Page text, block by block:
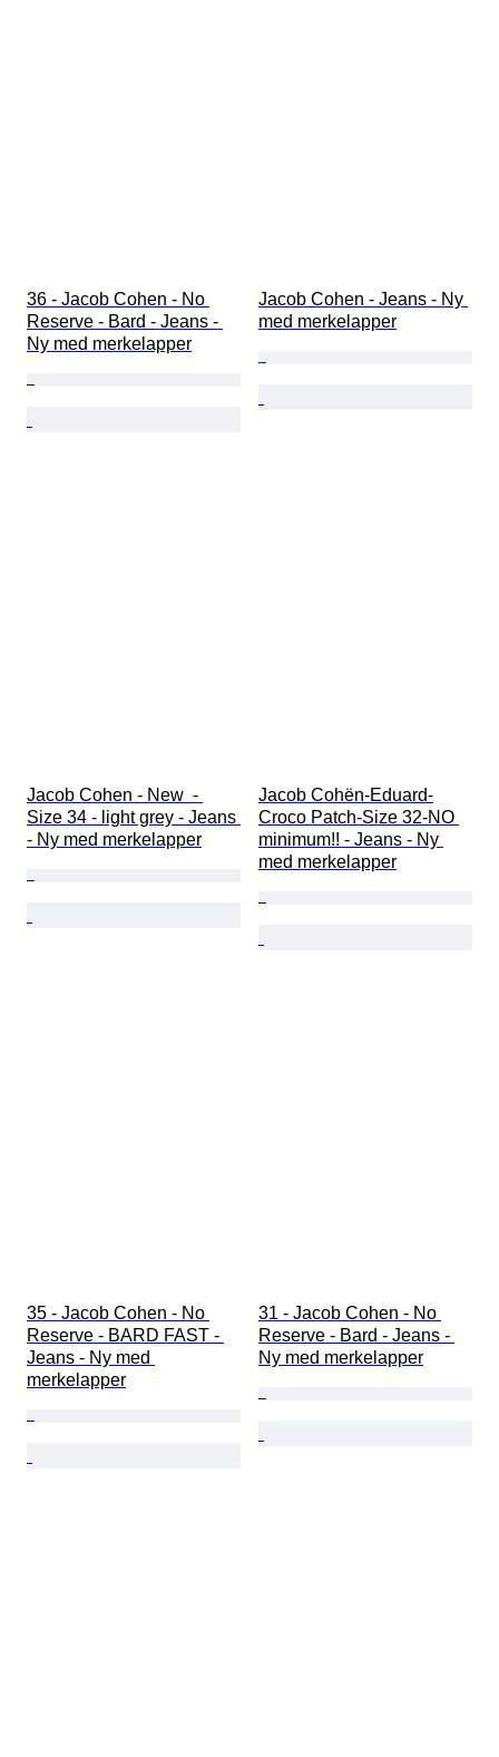
36 - Jacob Cohen - No
Reserve - Bard - Jeans -
Ny med merkelapper
Jacob Cohen - Jeans - Ny
med merkelapper
Jacob Cohen - New  -
Size 34 - light grey - Jeans
- Ny med merkelapper
Jacob Cohën-Eduard-
Croco Patch-Size 32-NO
minimum!! - Jeans - Ny
med merkelapper
35 - Jacob Cohen - No
Reserve - BARD FAST -
Jeans - Ny med
merkelapper
31 - Jacob Cohen - No
Reserve - Bard - Jeans -
Ny med merkelapper